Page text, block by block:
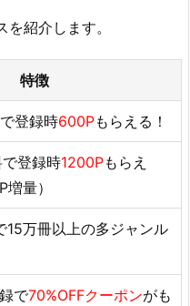
紹介します。
特徴
登録時600Pもらえる！
登録時1200Pもらえ
量）
15万冊以上の多ジャンル
で70%OFFクーポンがも